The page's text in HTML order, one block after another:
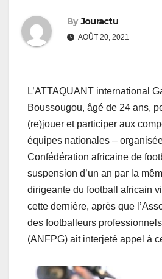
By Jouractu
AOÛT 20, 2021
L’ATTAQUANT international
Boussougou, âgé de 24 ans,
(re)jouer et participer aux
équipes nationales –
Confédération africaine de
suspension d’un an par la
dirigeante du football africain
cette dernière, après que
des footballeurs
(ANFPG) ait interjeté appel à